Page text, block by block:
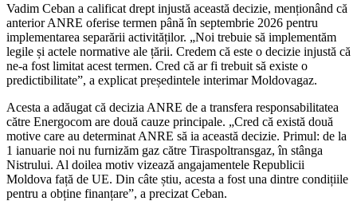
Vadim Ceban a calificat drept injustă această decizie, menționând că
anterior ANRE oferise termen până în septembrie 2026 pentru
implementarea separării activităților. „Noi trebuie să implementăm
legile și actele normative ale țării. Credem că este o decizie injustă că
ne-a fost limitat acest termen. Cred că ar fi trebuit să existe o
predictibilitate”, a explicat președintele interimar Moldovagaz.
Acesta a adăugat că decizia ANRE de a transfera responsabilitatea
către Energocom are două cauze principale. „Cred că există două
motive care au determinat ANRE să ia această decizie. Primul: de la
1 ianuarie noi nu furnizăm gaz către Tiraspoltransgaz, în stânga
Nistrului. Al doilea motiv vizează angajamentele Republicii
Moldova față de UE. Din câte știu, acesta a fost una dintre condițiile
pentru a obține finanțare”, a precizat Ceban.